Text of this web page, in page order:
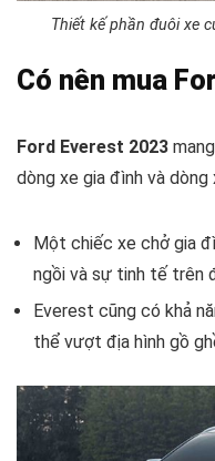
Thiết kế phần đuôi xe
Có nên mua
Ford Everest 2023
dòng xe gia đình và dòng
Một chiếc xe chở gia
ngồi và sự tinh tế trên
Everest cũng có khả
thể vượt địa hình gồ